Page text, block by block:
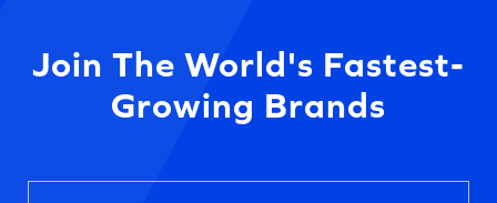
Join The World's Fastest-
Growing Brands